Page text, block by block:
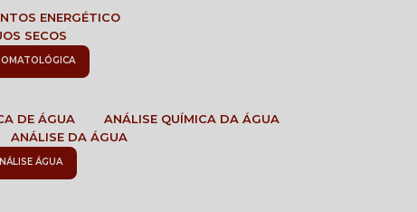
ENERGÉTICO
SECOS
DE ÁGUA
ANÁLISE QUÍMICA DA ÁGUA
ANÁLISE DA ÁGUA
ANÁLISE ÁGUA